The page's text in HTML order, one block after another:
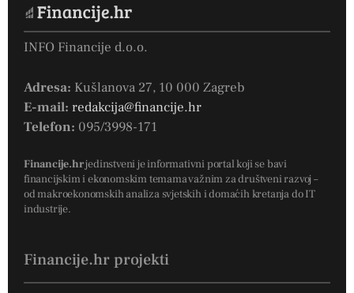
INFO Financije d.o.o.
Adresa: Kušlanova 27, 10 000 Zagreb
E-mail: redakcija@financije.hr
Telefon: 095/3998-171
Financije.hrjedinstveni je informativni portal koji se bavi
financijskim i ekonomskim temama važnim za društveni razvoj –
od makroekonomskih analiza svjetskih i domaćih kretanja do IT
industrije.
Financije.hr projekti